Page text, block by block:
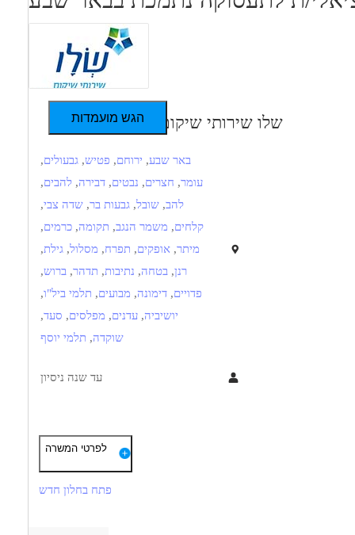
הגש מועמדות שלו שירותי שיקום
באר שבע, ירוחם, פטיש, גבעולים,
עומר, חצרים, נבטים, דבירה, להבים,
להב, שובל, גבעות בר, שדה צבי,
קלחים, משמר הנגב, תקומה, כרמים,
מיתר, אופקים, תפרח, מסלול, גילת,
רנן, בטחה, נתיבות, תדהר, ברוש,
פדויים, דימונה, מבועים, תלמי ביל"ו,
יושיביה, עדנים, מפלסים, סעד,
שוקדה, תלמי יוסף
עד שנה ניסיון
דרישות
לפרטי המשרה
פתח בחלון חדש